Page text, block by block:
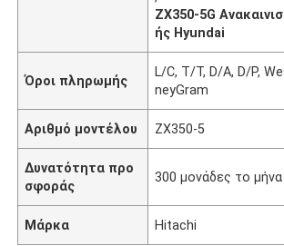
ZX350-5G
ής Hyundai
Όροι πληρωμής
L/C, T/T, D/A, D/P,
neyGram
Αριθμό μοντέλου ZX350-5
Δυνατότητα προ
σφοράς
300 μονάδες το μήνα
Μάρκα Hitachi